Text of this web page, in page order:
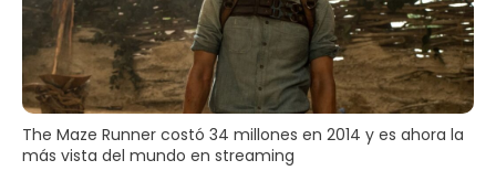
The Maze Runner costó 34 millones en 2014 y es ahora la
más vista del mundo en streaming